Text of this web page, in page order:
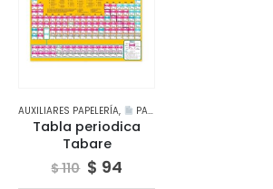
PAPELERÍA CREATIVA
AUXILIARES PAPELERÍA, PAPELERÍA CREATIVA
Tabla periodica
Tabare
$110 $ 94